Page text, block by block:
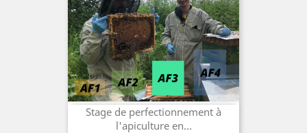
Stage de perfectionnement à
l'apiculture en...